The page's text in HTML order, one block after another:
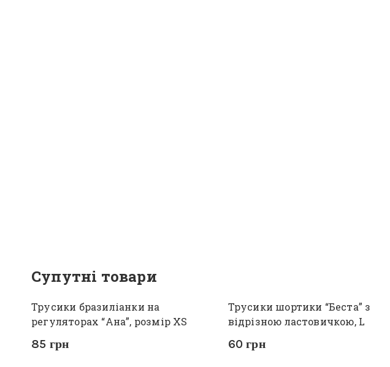
Супутні товари
Трусики бразиліанки на
регуляторах “Ана”, розмір XS
85 грн
Трусики шортики “Беста” з
відрізною ластовичкою, L
60грн